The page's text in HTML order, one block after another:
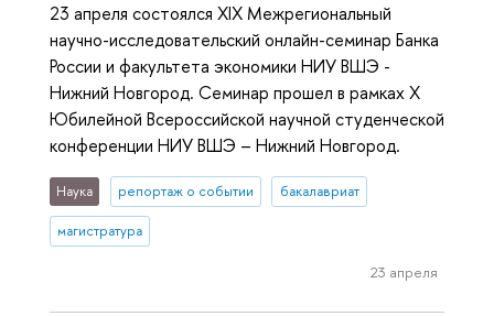
23 апреля состоялся XIX Межрегиональный
научно-исследовательский онлайн-семинар Банка
России и факультета экономики НИУ ВШЭ -
Нижний Новгород. Семинар прошел в рамках X
Юбилейной Всероссийской научной студенческой
конференции НИУ ВШЭ – Нижний Новгород.
Наука репортаж о событии бакалавриат
магистратура
23 апреля